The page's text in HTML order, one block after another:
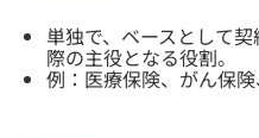
単独で、ベースとして
際の主役となる役割。
例：医療保険、がん保